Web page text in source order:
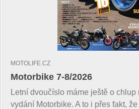
MOTOLIFE.CZ
Motorbike 7-8/2026
Letní dvoučíslo máme ještě o
vydání Motorbike. A to i přes fakt,